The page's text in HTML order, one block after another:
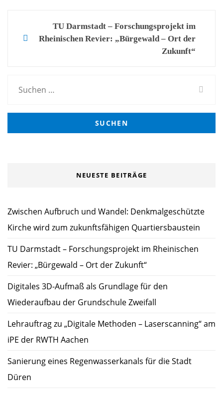
TU Darmstadt – Forschungsprojekt im
Rheinischen Revier: „Bürgewald – Ort der
Zukunft“
NEUESTE BEITRÄGE
Zwischen Aufbruch und Wandel: Denkmalgeschützte
Kirche wird zum zukunftsfähigen Quartiersbaustein
TU Darmstadt – Forschungsprojekt im Rheinischen
Revier: „Bürgewald – Ort der Zukunft“
Digitales 3D-Aufmaß als Grundlage für den
Wiederaufbau der Grundschule Zweifall
Lehrauftrag zu „Digitale Methoden – Laserscanning“ am
iPE der RWTH Aachen
Sanierung eines Regenwasserkanals für die Stadt
Düren